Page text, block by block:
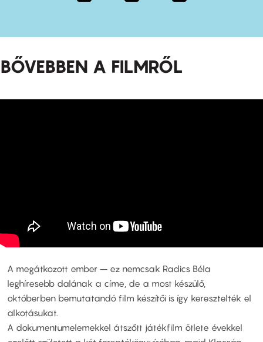
BŐVEBBEN A FILMRŐL
A megátkozott ember – ez nemcsak Radics Béla
leghíresebb dalának a címe, de a most készülő,
októberben bemutatandó film készítői is így keresztelték el
alkotásukat.
A dokumentumelemekkel átszőtt játékfilm ötlete évekkel